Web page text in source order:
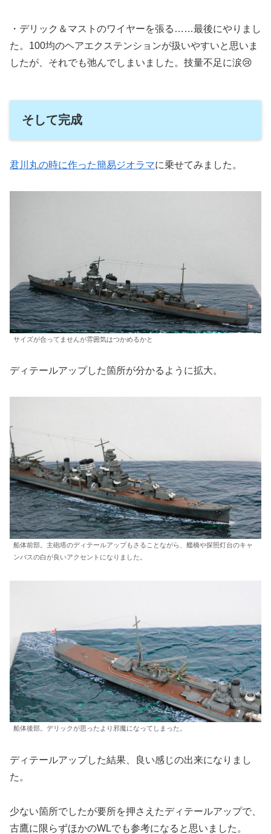
・デリック＆マストのワイヤーを張る……最後にやりまし
た。100均のヘアエクステンションが扱いやすいと思いま
したが、それでも弛んでしまいました。技量不足に涙😢
そして完成
君川丸の時に作った簡易ジオラマに乗せてみました。
サイズが合ってませんが雰囲気はつかめるかと
ディテールアップした箇所が分かるように拡大。
船体前部。主砲塔のディテールアップもさることながら、艦橋や探照灯台のキャ
ンバスの白が良いアクセントになりました。
船体後部。デリックが思ったより邪魔になってしまった。
ディテールアップした結果、良い感じの出来になりまし
た。
少ない箇所でしたが要所を押さえたディテールアップで、
古鷹に限らずほかのWLでも参考になると思いました。